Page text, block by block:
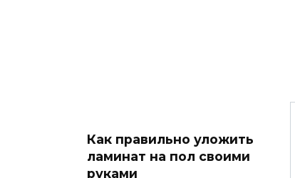
Как правильно уложить
ламинат на пол своими
руками